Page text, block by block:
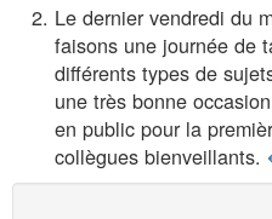
Le dernier vendredi du
faisons une journée de
différents types de
une très bonne
en public pour la
collègues bienveillants.